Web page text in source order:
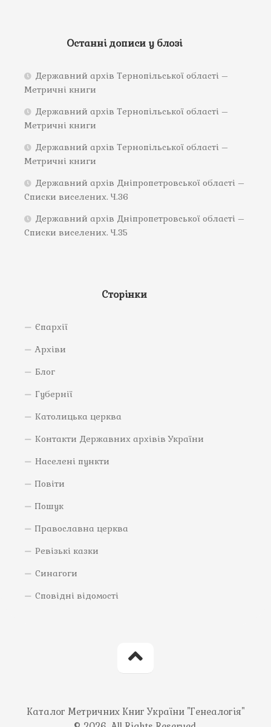
Останні дописи у блозі
Державний архів Тернопільської області –
Метричні книги
Державний архів Тернопільської області –
Метричні книги
Державний архів Тернопільської області –
Метричні книги
Державний архів Дніпропетровської області –
Списки виселених. Ч.36
Державний архів Дніпропетровської області –
Списки виселених. Ч.35
Сторінки
Єпархії
Архіви
Блог
Губернії
Католицька церква
Контакти Державних архівів України
Населені пункти
Повіти
Пошук
Православна церква
Ревізькі казки
Синагоги
Сповідні відомості
Каталог Метричних Книг України "Генеалогія"